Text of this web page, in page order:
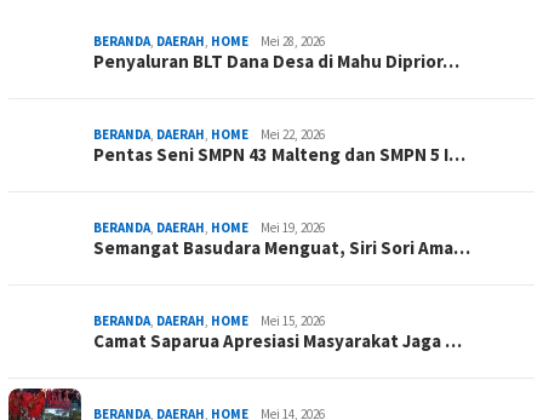
BERANDA DAERAH HOME Mei 28, 2026
Penyaluran BLT Dana Desa di Mahu Diprior…
BERANDA DAERAH HOME Mei 22, 2026
Pentas Seni SMPN 43 Malteng dan SMPN 5 I…
BERANDA DAERAH HOME Mei 19, 2026
Semangat Basudara Menguat, Siri Sori Ama…
BERANDA DAERAH HOME Mei 15, 2026
Camat Saparua Apresiasi Masyarakat Jaga …
BERANDA DAERAH HOME Mei 14, 2026